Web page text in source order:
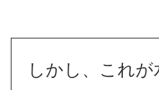
しかし、これ